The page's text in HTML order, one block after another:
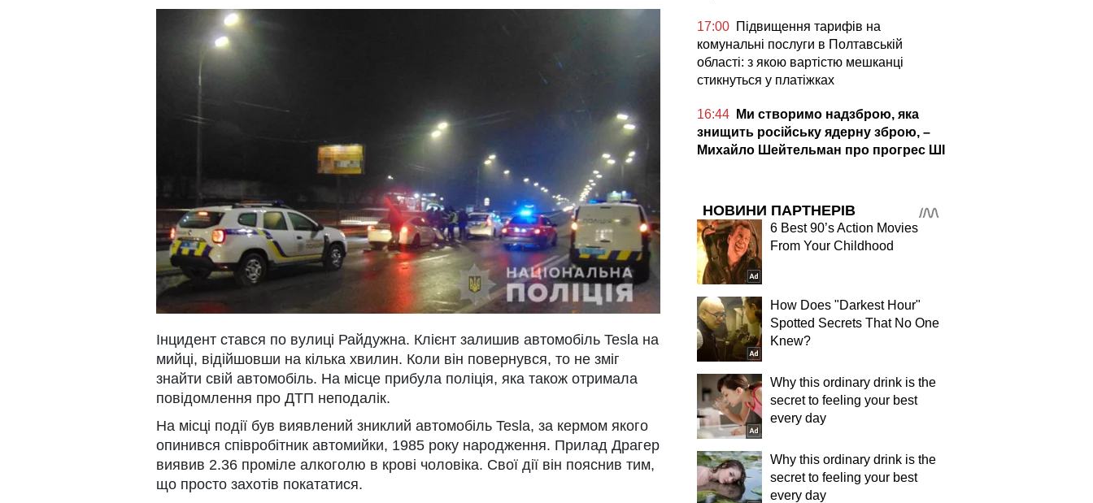
Інцидент стався по вулиці Райдужна. Клієнт залишив автомобіль Tesla на
мийці, відійшовши на кілька хвилин. Коли він повернувся, то не зміг
знайти свій автомобіль. На місце прибула поліція, яка також отримала
повідомлення про ДТП неподалік.
На місці події був виявлений зниклий автомобіль Tesla, за кермом якого
опинився співробітник автомийки, 1985 року народження. Прилад Драгер
виявив 2.36 проміле алкоголю в крові чоловіка. Свої дії він пояснив тим,
що просто захотів покататися.
17:00 Підвищення тарифів на
комунальні послуги в Полтавській
області: з якою вартістю мешканці
стикнуться у платіжках
16:44
Ми створимо надзброю, яка
знищить російську ядерну зброю, –
Михайло Шейтельман про прогрес ШІ
НОВИНИ ПАРТНЕРІВ
6 Best 90’s Action Movies
From Your Childhood
How Does "Darkest Hour"
Spotted Secrets That No One
Knew?
Why this ordinary drink is the
secret to feeling your best
every day
Why this ordinary drink is the
secret to feeling your best
every day